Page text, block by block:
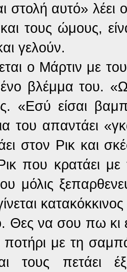
στολή αυτό» λέει
τους ώμους,
γελούν.
ο Μάρτιν με
βλέμμα του.
«Εσύ είσαι
του απαντάει
στον Ρικ και
που κρατάει με
μόλις
Θες να σου πω κι
ποτήρι με τη
τους